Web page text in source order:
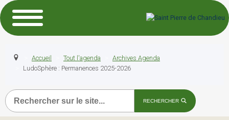
Accueil Tout l'agenda
Archives Agenda
LudoSphère : Permanences 2025-2026
Recherche
RECHERCHER